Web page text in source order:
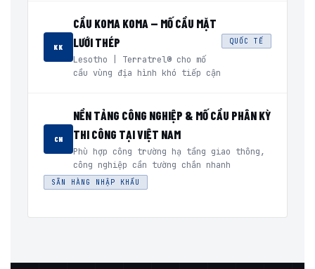
KK
CẦU KOMA KOMA — MỐ CẦU MẶT
LƯỚI THÉP
Lesotho | Terratrel® cho mố
cầu vùng địa hình khó tiếp cận
QUỐC TẾ
CN
NỀN TẢNG CÔNG NGHIỆP & MỐ CẦU PHÂN KỲ
THI CÔNG TẠI VIỆT NAM
Phù hợp công trường hạ tầng giao thông,
công nghiệp cần tường chắn nhanh
SẴN HÀNG NHẬP KHẨU